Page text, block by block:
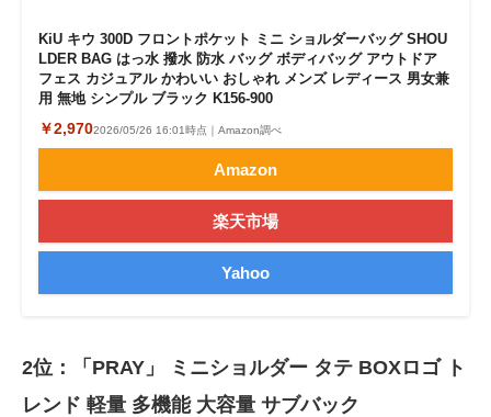
KiU キウ 300D フロントポケット ミニ ショルダーバッグ SHOU
LDER BAG はっ水 撥水 防水 バッグ ボディバッグ アウトドア
フェス カジュアル かわいい おしゃれ メンズ レディース 男女兼
用 無地 シンプル ブラック K156-900
￥2,9702026/05/26 16:01時点｜Amazon調べ
Amazon
楽天市場
Yahoo
2位：「PRAY」 ミニショルダー タテ BOXロゴ ト
レンド 軽量 多機能 大容量 サブバック